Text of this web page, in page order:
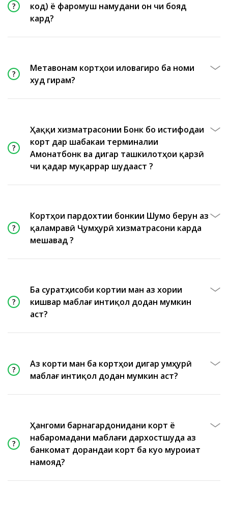
код) ё фаромуш намудани он чи бояд
кард?
Метавонам кортҳои иловагиро ба номи
худ гирам?
Ҳаққи хизматрасонии Бонк бо истифодаи
корт дар шабакаи терминалии
Амонатбонк ва дигар ташкилотҳои қарзӣ
чи қадар муқаррар шудааст ?
Кортҳои пардохтии бонкии Шумо берун аз
қаламравӣ Ҷумҳурӣ хизматрасони карда
мешавад ?
Ба суратҳисоби кортии ман аз хориҷи
кишвар маблағ интиқол додан мумкин
аст?
Аз корти ман ба кортҳои дигар ҷумҳурӣ
маблағ интиқол додан мумкин аст?
Ҳангоми барнагардонидани корт ё
набаромадани маблағи дархостшуда аз
банкомат дорандаи корт ба куҷо муроҷиат
намояд?